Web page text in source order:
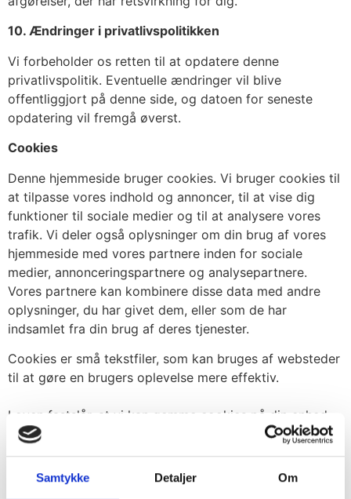
Samtykke Detaljer Om
10. Ændringer i privatlivspolitikken
Vi forbeholder os retten til at opdatere denne
privatlivspolitik. Eventuelle ændringer vil blive
offentliggjort på denne side, og datoen for seneste
opdatering vil fremgå øverst.
Cookies
Denne hjemmeside bruger cookies. Vi bruger cookies til
at tilpasse vores indhold og annoncer, til at vise dig
funktioner til sociale medier og til at analysere vores
trafik. Vi deler også oplysninger om din brug af vores
hjemmeside med vores partnere inden for sociale
medier, annonceringspartnere og analysepartnere.
Vores partnere kan kombinere disse data med andre
oplysninger, du har givet dem, eller som de har
indsamlet fra din brug af deres tjenester.
Cookies er små tekstfiler, som kan bruges af websteder
til at gøre en brugers oplevelse mere effektiv.
Loven fastslår, at vi kan gemme cookies på din enhed,
hvis de er strengt nødvendige for at sikre leveringen af
den tjeneste, du udtrykkeligt har anmodet om at bruge.
For alle andre typer cookies skal vi indhente dit
samtykke.